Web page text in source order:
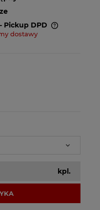
- Pickup DPD
kosztów
dostawy
kpl.